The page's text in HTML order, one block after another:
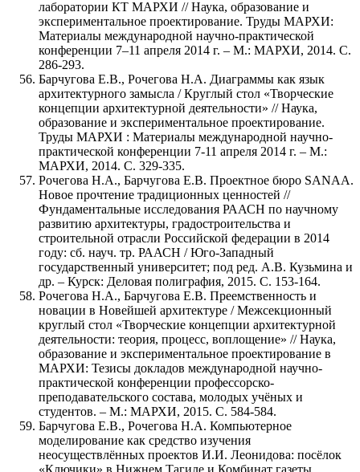
лаборатории КТ МАРХИ // Наука, образование и
экспериментальное проектирование. Труды МАРХИ:
Материалы международной научно-практической
конференции 7–11 апреля 2014 г. – М.: МАРХИ, 2014. С.
286-293.
Барчугова Е.В., Рочегова Н.А. Диаграммы как язык
архитектурного замысла / Круглый стол «Творческие
концепции архитектурной деятельности» // Наука,
образование и экспериментальное проектирование.
Труды МАРХИ : Материалы международной научно-
практической конференции 7-11 апреля 2014 г. – М.:
МАРХИ, 2014. C. 329-335.
Рочегова Н.А., Барчугова Е.В. Проектное бюро SANAA.
Новое прочтение традиционных ценностей //
Фундаментальные исследования РААСН по научному
развитию архитектуры, градостроительства и
строительной отрасли Российской федерации в 2014
году: сб. науч. тр. РААСН / Юго-Западный
государственный университет; под ред. А.В. Кузьмина и
др. – Курск: Деловая полиграфия, 2015. С. 153-164.
Рочегова Н.А., Барчугова Е.В. Преемственность и
новации в Новейшей архитектуре / Межсекционный
круглый стол «Творческие концепции архитектурной
деятельности: теория, процесс, воплощение» // Наука,
образование и экспериментальное проектирование в
МАРХИ: Тезисы докладов международной научно-
практической конференции профессорско-
преподавательского состава, молодых учёных и
студентов. – М.: МАРХИ, 2015. С. 584-584.
Барчугова Е.В., Рочегова Н.А. Компьютерное
моделирование как средство изучения
неосуществлённых проектов И.И. Леонидова: посёлок
«Ключики» в Нижнем Тагиле и Комбинат газеты